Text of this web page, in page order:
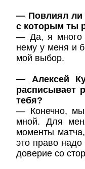
— Повлиял ли
с которым ты
— Да, я много
нему у меня и
мой выбор.
— Алексей
расписывает
тебя?
— Конечно, мы
мной. Для
моменты
это право
доверие со